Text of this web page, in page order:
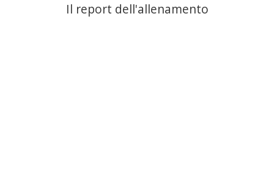
Il report dell'allenamento